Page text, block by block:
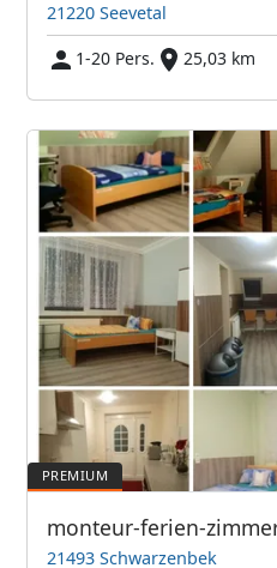
21220 Seevetal
1-20 Pers.
25,03 km
monteur-ferien-
21493 Schwarzenbek